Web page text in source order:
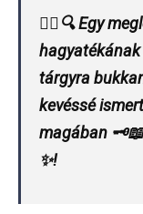
🕵️‍♂️🔍 Egy
tárgyra
kevéssé
magában
✨!